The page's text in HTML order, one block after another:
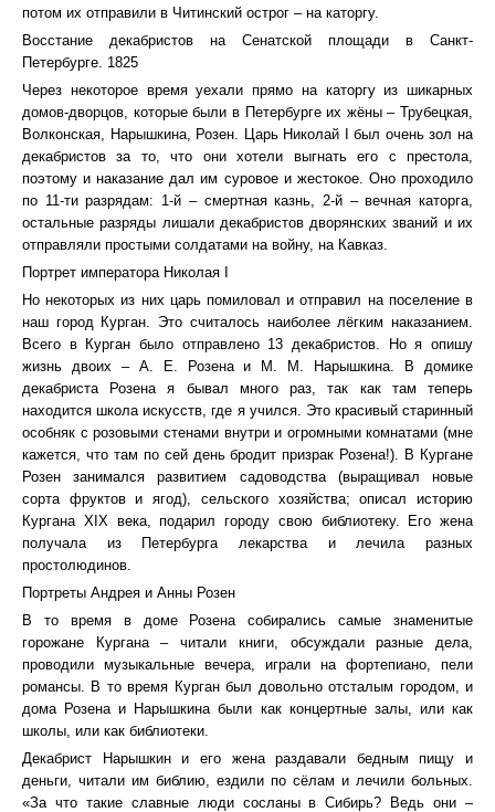
потом их отправили в Читинский острог – на каторгу.
Восстание декабристов на Сенатской площади в Санкт-
Петербурге. 1825
Через некоторое время уехали прямо на каторгу из шикарных
домов-дворцов, которые были в Петербурге их жёны – Трубецкая,
Волконская, Нарышкина, Розен. Царь Николай I был очень зол на
декабристов за то, что они хотели выгнать его с престола,
поэтому и наказание дал им суровое и жестокое. Оно проходило
по 11-ти разрядам: 1-й – смертная казнь, 2-й – вечная каторга,
остальные разряды лишали декабристов дворянских званий и их
отправляли простыми солдатами на войну, на Кавказ.
Портрет императора Николая I
Но некоторых из них царь помиловал и отправил на поселение в
наш город Курган. Это считалось наиболее лёгким наказанием.
Всего в Курган было отправлено 13 декабристов. Но я опишу
жизнь двоих – А. Е. Розена и М. М. Нарышкина. В домике
декабриста Розена я бывал много раз, так как там теперь
находится школа искусств, где я учился. Это красивый старинный
особняк с розовыми стенами внутри и огромными комнатами (мне
кажется, что там по сей день бродит призрак Розена!). В Кургане
Розен занимался развитием садоводства (выращивал новые
сорта фруктов и ягод), сельского хозяйства; описал историю
Кургана XIX века, подарил городу свою библиотеку. Его жена
получала из Петербурга лекарства и лечила разных
простолюдинов.
Портреты Андрея и Анны Розен
В то время в доме Розена собирались самые знаменитые
горожане Кургана – читали книги, обсуждали разные дела,
проводили музыкальные вечера, играли на фортепиано, пели
романсы. В то время Курган был довольно отсталым городом, и
дома Розена и Нарышкина были как концертные залы, или как
школы, или как библиотеки.
Декабрист Нарышкин и его жена раздавали бедным пищу и
деньги, читали им библию, ездили по сёлам и лечили больных.
«За что такие славные люди сосланы в Сибирь? Ведь они –